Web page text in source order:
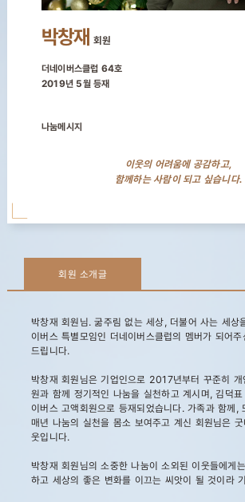
박창재 회원
더네이버스클럽 64호
2019년 5월 등재
나눔메시지
이웃의 어려움에 공감하고,
함께하는 사람이 되고 싶습니다.
회원 소개글
박창재 회원님. 굶주림 없는 세상, 더불어 사는 세상
이버스 특별모임인 더네이버스클럽의 멤버가 되어
드립니다.
박창재 회원님은 기업인으로 2017년부터 꾸준히 개
원과 함께 정기적인 나눔을 실천하고 계시며, 김덕
이버스 고액회원으로 등재되었습니다. 가족과 함께,
매년 나눔의 실천을 몸소 보여주고 계신 회원님은 굿
웃입니다.
박창재 회원님의 소중한 나눔이 소외된 이웃들에게
하고 세상의 좋은 변화를 이끄는 씨앗이 될 것이라